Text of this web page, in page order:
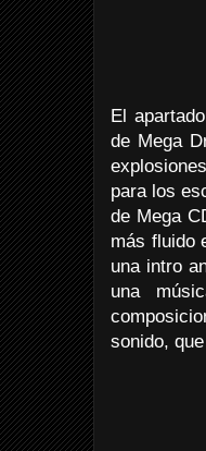
El
de Mega
para los
de Mega
más fluido
una intro
una
sonido,